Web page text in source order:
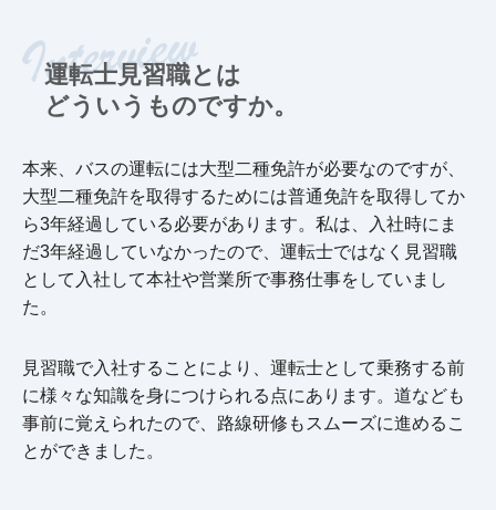
運転士見習職とは
どういうものですか。
本来、バスの運転には大型二種免許が必要なのですが、
大型二種免許を取得するためには普通免許を取得してか
ら3年経過している必要があります。私は、入社時にま
だ3年経過していなかったので、運転士ではなく見習職
として入社して本社や営業所で事務仕事をしていまし
た。
見習職で入社することにより、運転士として乗務する前
に様々な知識を身につけられる点にあります。道なども
事前に覚えられたので、路線研修もスムーズに進めるこ
とができました。